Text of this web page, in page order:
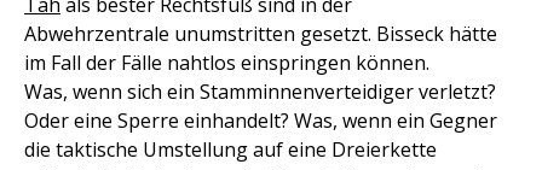
Abwehrzentrale unumstritten gesetzt. Bisseck hätte
im Fall der Fälle nahtlos einspringen können.
Was, wenn sich ein Stamminnenverteidiger verletzt?
Oder eine Sperre einhandelt? Was, wenn ein Gegner
die taktische Umstellung auf eine Dreierkette